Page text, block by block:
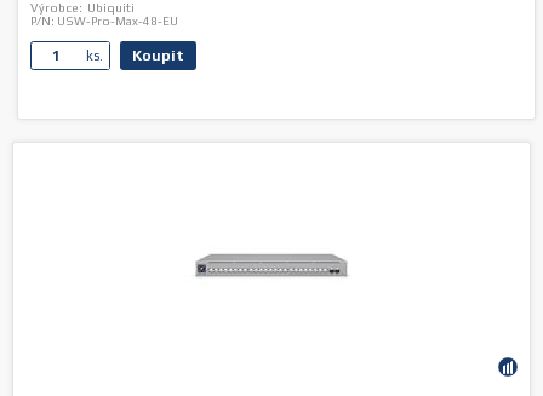
Výrobce: Ubiquiti
P/N: USW-Pro-Max-48-EU
ks. Koupit